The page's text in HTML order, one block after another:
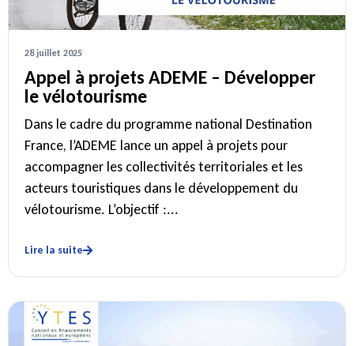
28 juillet 2025
Appel à projets ADEME – Développer
le vélotourisme
Dans le cadre du programme national Destination
France, l’ADEME lance un appel à projets pour
accompagner les collectivités territoriales et les
acteurs touristiques dans le développement du
vélotourisme. L’objectif :...
Lire la suite